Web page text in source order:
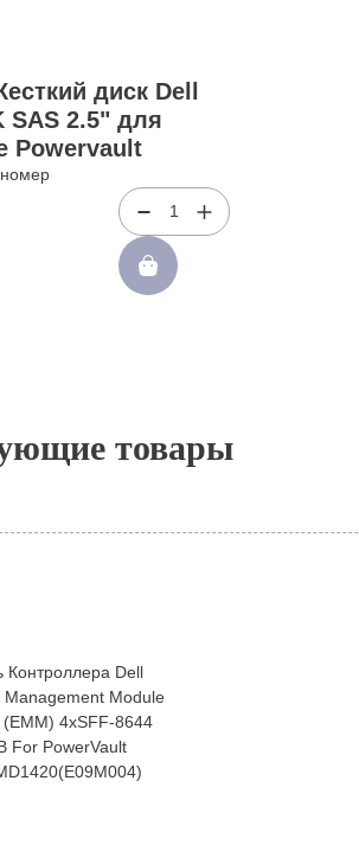
диск Dell
SAS 2.5" для
Powervault
1
товары